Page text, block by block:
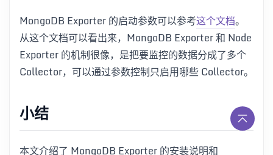
MongoDB Exporter 的启动参数可以参考这个文档。
从这个文档可以看出来，MongoDB Exporter 和 Node
Exporter 的机制很像，是把要监控的数据分成了多个
Collector，可以通过参数控制只启用哪些 Collector。
小结
本文介绍了 MongoDB Exporter 的安装说明和